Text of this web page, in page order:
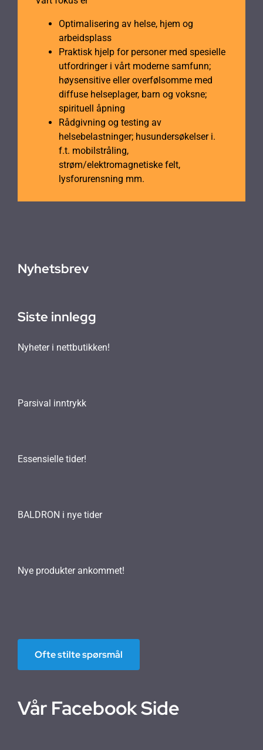
Optimalisering av helse, hjem og
arbeidsplass
Praktisk hjelp for personer med spesielle
utfordringer i vårt moderne samfunn;
høysensitive eller overfølsomme med
diffuse helseplager, barn og voksne;
spirituell åpning
Rådgivning og testing av
helsebelastninger; husundersøkelser i.
f.t. mobilstråling,
strøm/elektromagnetiske felt,
lysforurensning mm.
Nyhetsbrev
Siste innlegg
Nyheter i nettbutikken!
Parsival inntrykk
Essensielle tider!
BALDRON i nye tider
Nye produkter ankommet!
Ofte stilte spørsmål
Vår Facebook Side